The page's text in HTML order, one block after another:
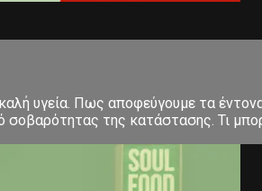
υγεία. Πως αποφεύγουμε τα
της κατάστασης. Τι